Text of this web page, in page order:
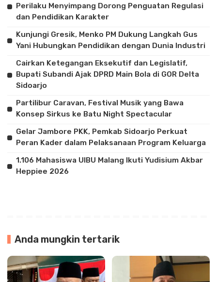
Perilaku Menyimpang Dorong Penguatan Regulasi
dan Pendidikan Karakter
Kunjungi Gresik, Menko PM Dukung Langkah Gus
Yani Hubungkan Pendidikan dengan Dunia Industri
Cairkan Ketegangan Eksekutif dan Legislatif,
Bupati Subandi Ajak DPRD Main Bola di GOR Delta
Sidoarjo
Partilibur Caravan, Festival Musik yang Bawa
Konsep Sirkus ke Batu Night Spectacular
Gelar Jambore PKK, Pemkab Sidoarjo Perkuat
Peran Kader dalam Pelaksanaan Program Keluarga
1.106 Mahasiswa UIBU Malang Ikuti Yudisium Akbar
Heppiee 2026
Anda mungkin tertarik